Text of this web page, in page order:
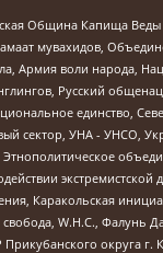
Община Капища
мувахидов,
Армия воли народа,
Русский
единство,
сектор, УНА - УНСО,
экстремистской
Каракольская
свобода, W.H.С., Фалунь
округа г.